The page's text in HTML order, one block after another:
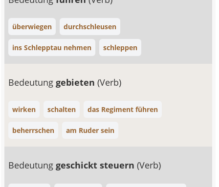
überwiegen durchschleusen
ins Schlepptau nehmen schleppen
Bedeutunggebieten(Verb)
wirken schalten das Regiment führen
beherrschen am Ruder sein
Bedeutunggeschickt steuern(Verb)